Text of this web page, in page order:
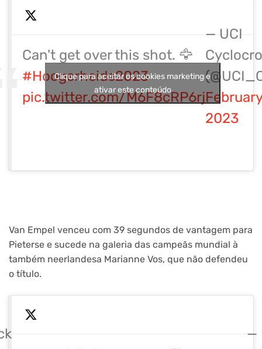
Can't get over this shot. 🦅
#Hoogerheide2023
pic.twitter.com/M6F8cRP6rj
— UCI
2023
Clique para aceitar os cookies marketing e
ativar este conteúdo
Van Empel venceu com 39 segundos de vantagem para
Pieterse e sucede na galeria das campeãs mundial à
também neerlandesa Marianne Vos, que não defendeu
o título.
—